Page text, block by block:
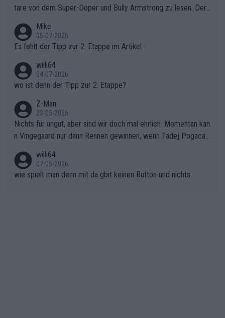
war das Loch zu Niewiadoma bereits zu groß, um es im Allein
en.Teurer Sekundenpoker: Die Quittung sind nun 15 Sekunden
Rückstand im Gesamtklassement – ein Polster, das Niewiado
gibt. Diese Etappe wird sicher als der psychologische Wendep
unkt dieser Tour in die Geschichte eingehen. Wenn man bei so
einem harten Aufstieg einmal den Moment verpasst und der K
onkurrentin die "zweite Luft" schenkt, ist der Schaden am Ber
g kaum noch zu reparieren.Vor uns liegt nun das große Finale R
ichtung Nizza. Niewiadoma hat psychologisch Oberwasser, ab
er SD Worx und Vollering müssen jetzt All-In gehen. (gregman
n)
tare von dem Super-Doper und Bully Armstrong zu lesen. Der
r die gehört nicht in dieses Medium!
Mike
05-07-2026
Es fehlt der Tipp zur 2. Etappe im Artikel
willi64
04-07-2026
wo ist denn der Tipp zur 2. Etappe?
Z-Man
23-05-2026
Nichts für ungut, aber sind wir doch mal ehrlich: Momentan kan
n Vingegaard nur dann Rennen gewinnen, wenn Tadej Pogacar
willi64
07-05-2026
wie spielt man denn mit da gbit keinen Button und nichts